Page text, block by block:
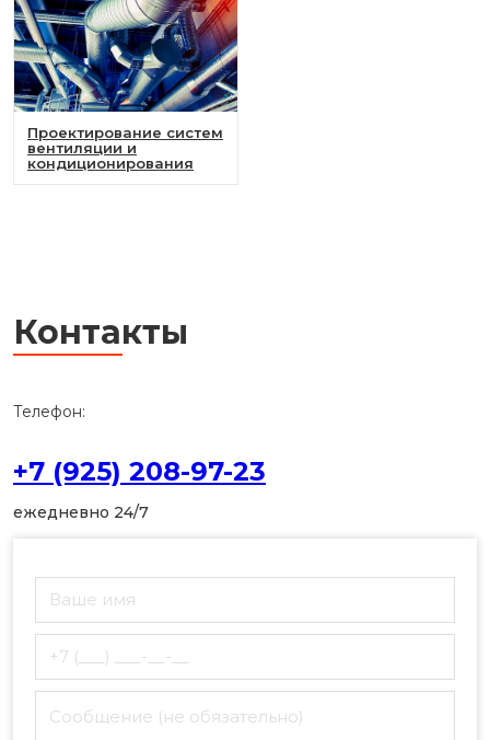
Проектирование систем
вентиляции и
кондиционирования
Контакты
Телефон:
+7 (925) 208-97-23
ежедневно 24/7